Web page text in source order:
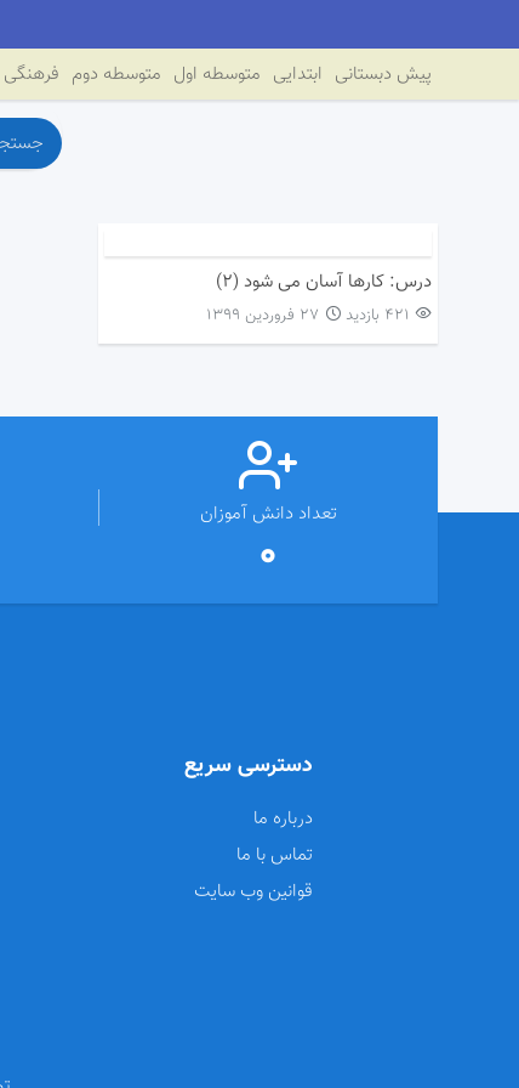
پیش دبستانی ابتدایی متوسطه اول متوسطه دوم فرهنگی
درس: کارها آسان می شود (۲)
421 بازدید ۲۷ فروردین ۱۳۹۹
تعداد دانش آموزان
0
دسترسی سریع
درباره ما
تماس با ما
قوانین وب سایت